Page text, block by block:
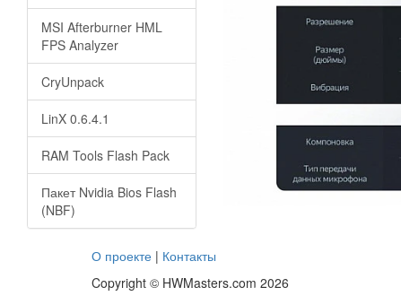
MSI Afterburner HML
FPS Analyzer
CryUnpack
LinX 0.6.4.1
RAM Tools Flash Pack
Пакет Nvidia Bios Flash
(NBF)
О проекте | Контакты
Copyright © HWMasters.com 2026